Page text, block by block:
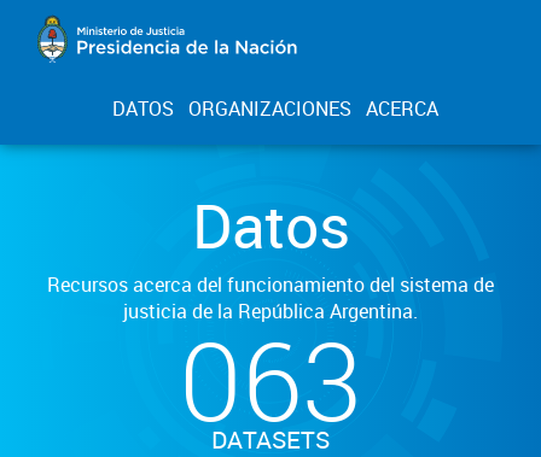
DATOS ORGANIZACIONES ACERCA
Datos
Recursos acerca del funcionamiento del sistema de
justicia de la República Argentina.
063
DATASETS